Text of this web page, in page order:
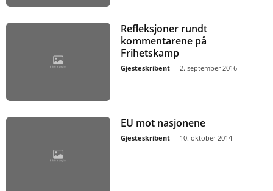
Refleksjoner rundt
kommentarene på
Frihetskamp
Gjesteskribent - 2. september 2016
EU mot nasjonene
Gjesteskribent - 10. oktober 2014